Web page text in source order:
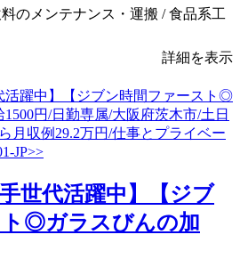
のメンテナンス・運搬 / 食品系工
詳細を表示
手世代活躍中】【ジブ
◎ガラスびんの加